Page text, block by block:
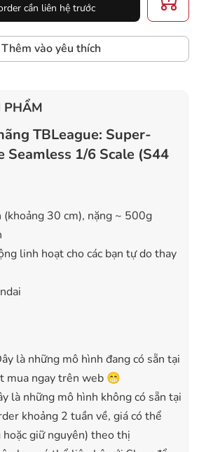
cần liên hệ trước
Thêm vào yêu thích
PHẨM
TBLeague: Super-
Seamless 1/6 Scale (S44
(khoảng 30 cm), nặng ~ 500g
linh hoạt cho các bạn tự do thay
là những mô hình đang có sẵn tại
mua ngay trên web 😁
là những mô hình không có sẵn tại
khoảng 2 tuần về, giá có thể
giữ nguyên) theo thị